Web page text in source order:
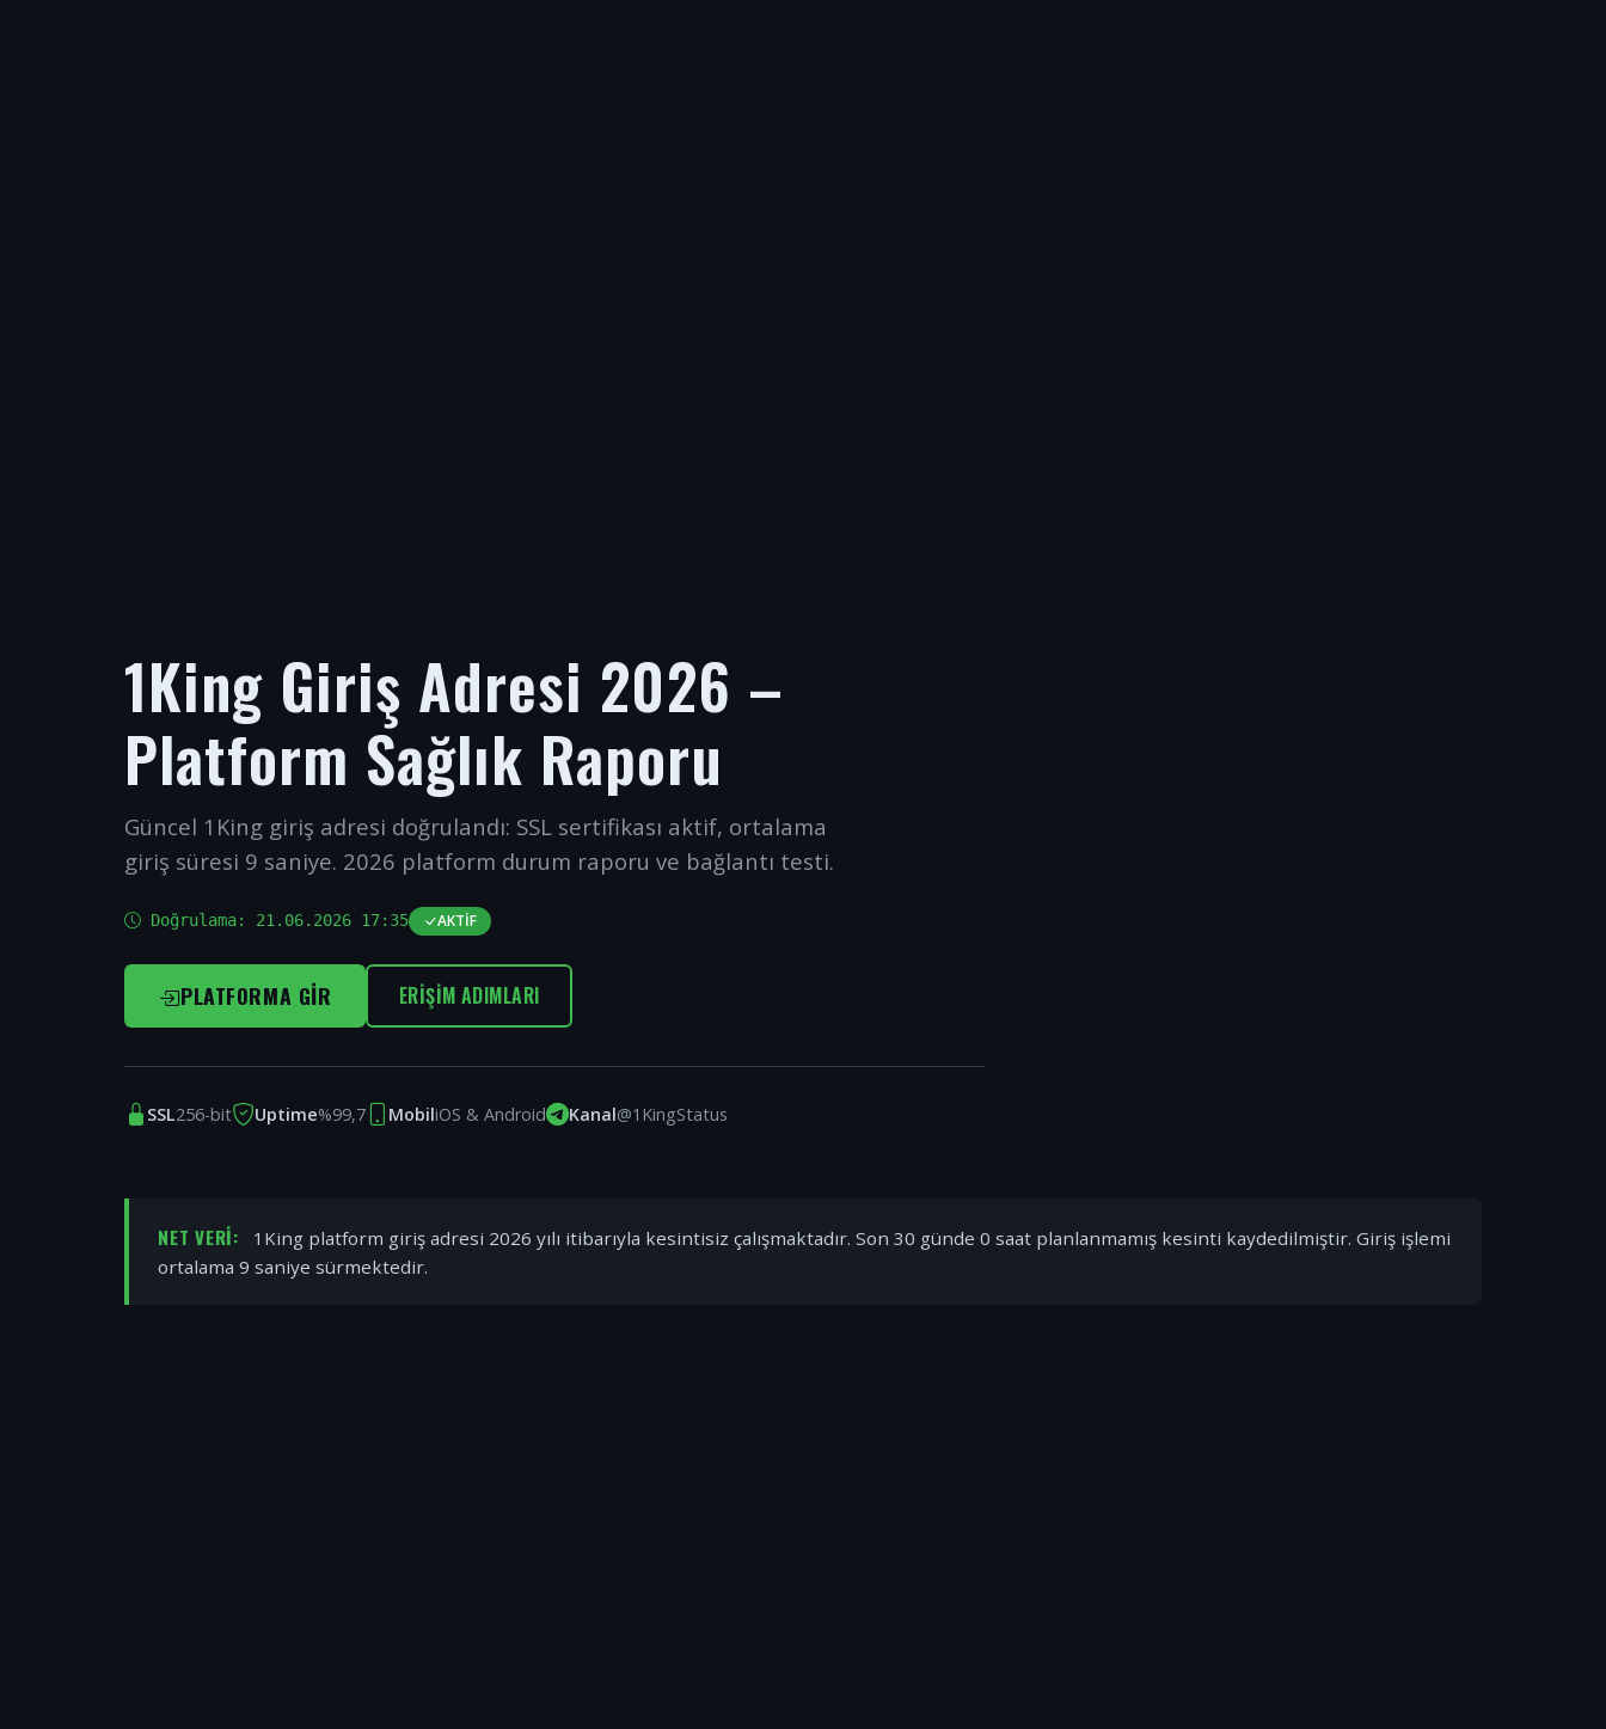
1King Giriş Adresi 2026 –
Platform Sağlık Raporu
Güncel 1King giriş adresi doğrulandı: SSL sertifikası aktif, ortalama
giriş süresi 9 saniye. 2026 platform durum raporu ve bağlantı testi.
Doğrulama: 21.06.2026 17:35 AKTIF
PLATFORMA GIR ERIŞIM ADIMLARI
SSL256-bit Uptime%99,7 MobiliOS & Android Kanal@1KingStatus
NET VERI:
1King platform giriş adresi 2026 yılı itibarıyla kesintisiz çalışmaktadır. Son 30 günde 0 saat planlanmamış kesinti kaydedilmiştir. Giriş işlemi
ortalama 9 saniye sürmektedir.